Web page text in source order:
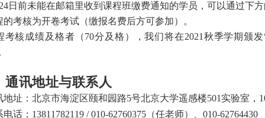
日前未能在邮箱里收到课程班缴费通知的学员，可以通过下
的考核为开卷考试（缴报名费后方可参加）。
考核成绩及格者（70分及格），我们将在2021秋季学期颁
通讯地址与联系人
地址：北京市海淀区颐和园路5号北京大学遥感楼501实验室，
电话：13811782119 / 010-62760375（任老师）、010-62764430